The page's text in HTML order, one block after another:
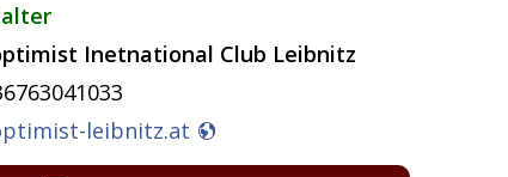
Inetnational Club Leibnitz
leibnitz.at